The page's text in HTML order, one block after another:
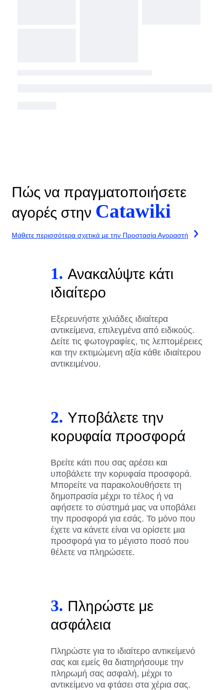
Πώς να πραγματοποιήσετε
αγορές στην Catawiki
Μάθετε περισσότερα σχετικά με την Προστασία Αγοραστή
1. Ανακαλύψτε κάτι
ιδιαίτερο
Εξερευνήστε χιλιάδες ιδιαίτερα
αντικείμενα, επιλεγμένα από ειδικούς.
Δείτε τις φωτογραφίες, τις λεπτομέρειες
και την εκτιμώμενη αξία κάθε ιδιαίτερου
αντικειμένου.
2. Υποβάλετε την
κορυφαία προσφορά
Βρείτε κάτι που σας αρέσει και
υποβάλετε την κορυφαία προσφορά.
Μπορείτε να παρακολουθήσετε τη
δημοπρασία μέχρι το τέλος ή να
αφήσετε το σύστημά μας να υποβάλει
την προσφορά για εσάς. Το μόνο που
έχετε να κάνετε είναι να ορίσετε μια
προσφορά για το μέγιστο ποσό που
θέλετε να πληρώσετε.
3. Πληρώστε με
ασφάλεια
Πληρώστε για το ιδιαίτερο αντικείμενό
σας και εμείς θα διατηρήσουμε την
πληρωμή σας ασφαλή, μέχρι το
αντικείμενο να φτάσει στα χέρια σας.